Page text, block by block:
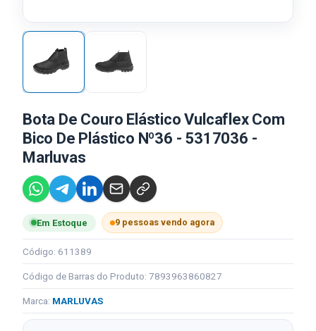
Bota De Couro Elástico Vulcaflex Com
Bico De Plástico Nº36 - 5317036 -
Marluvas
Em Estoque 9 pessoas vendo agora
Código: 611389
Código de Barras do Produto: 7893963860827
Marca: MARLUVAS